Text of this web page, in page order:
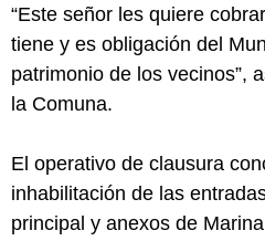
“Este señor les quiere
tiene y es obligación del
patrimonio de los vecinos”,
la Comuna.
El operativo de clausura
inhabilitación de las
principal y anexos de